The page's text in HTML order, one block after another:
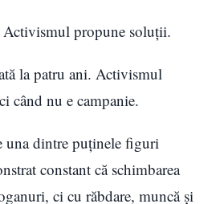
propune soluții.
la patru ani. Activismul
când nu e campanie.
una dintre puținele figuri
constant că schimbarea
ci cu răbdare, muncă și